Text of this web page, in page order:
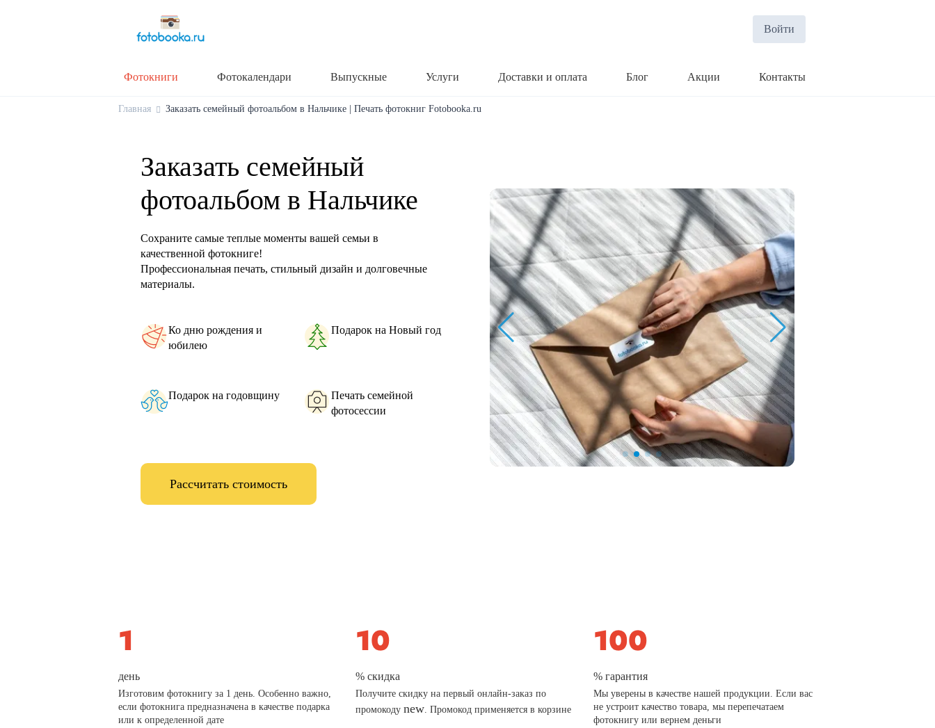
Войти
Фотокниги Фотокалендари Выпускные Услуги Доставки и оплата Блог Акции Контакты
Главная Заказать семейный фотоальбом в Нальчике | Печать фотокниг Fotobooka.ru
Заказать семейный
фотоальбом в Нальчике
Сохраните самые теплые моменты вашей семьи в
качественной фотокниге!
Профессиональная печать, стильный дизайн и долговечные
материалы.
Ко дню рождения и
юбилею
Подарок на Новый год
Подарок на годовщину
Печать семейной
фотосессии
Рассчитать стоимость
день
Изготовим фотокнигу за 1 день. Особенно важно,
если фотокнига предназначена в качестве подарка
или к определенной дате
% скидка
Получите скидку на первый онлайн-заказ по
промокодуnew . Промокод применяется в корзине
% гарантия
Мы уверены в качестве нашей продукции. Если вас
не устроит качество товара, мы перепечатаем
фотокнигу или вернем деньги